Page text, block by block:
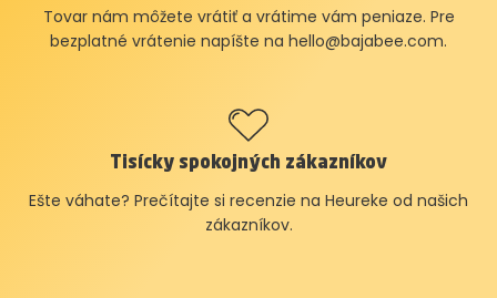
Tovar nám môžete vrátiť a vrátime vám peniaze. Pre
bezplatné vrátenie napíšte na hello@bajabee.com.
Tisícky spokojných zákazníkov
Ešte váhate? Prečítajte si recenzie na Heureke od našich
zákazníkov.